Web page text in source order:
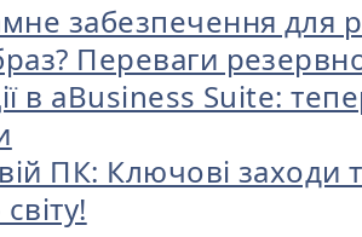
забезпечення для
Переваги
в aBusiness Suite:
ПК: Ключові